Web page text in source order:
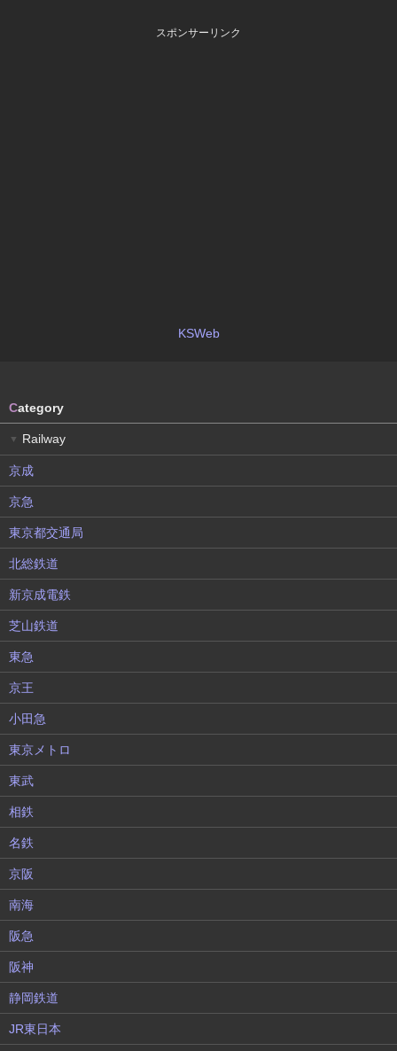
スポンサーリンク
KSWeb
Category
▼ Railway
京成
京急
東京都交通局
北総鉄道
新京成電鉄
芝山鉄道
東急
京王
小田急
東京メトロ
東武
相鉄
名鉄
京阪
南海
阪急
阪神
静岡鉄道
JR東日本